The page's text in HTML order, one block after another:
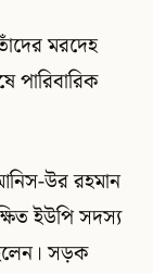
মরদেহ
পারিবারিক
উর রহমান
ইউপি সদস্য
সড়ক